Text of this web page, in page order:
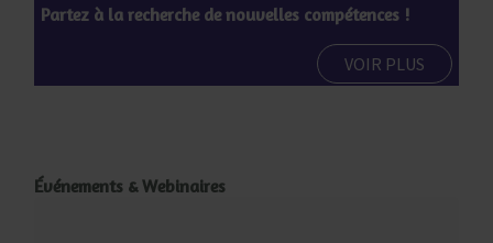
Partez à la recherche de nouvelles compétences !
VOIR PLUS
Événements & Webinaires